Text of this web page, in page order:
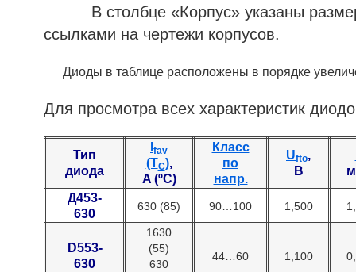
В столбце «Корпус» указаны
ссылками на чертежи корпусов.
Диоды в таблице расположены в порядке
Для просмотра всех характеристик
Тип
диода
fav
(TC),
A (ºC)
Класс
по
напр.
Ufto,
В
Д453-
630
630 (85) 90…100 1,500
D553-
630
1630
(55)
630
44…60 1,100